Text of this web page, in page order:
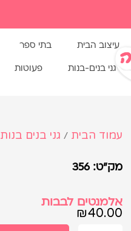
עיצוב הבית בתי ספר
גני בנים-בנות פעוטות
עמוד הבית / גני בנים בנות
מק"ט: 356
אלמנטים לבבות
₪40.00